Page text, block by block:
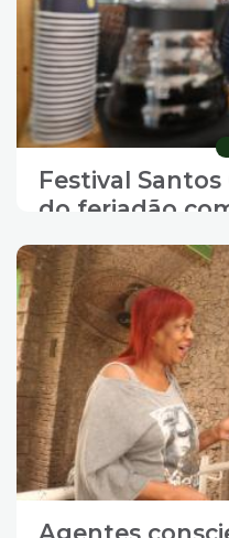
Festival
do feriadão
gastronomia e